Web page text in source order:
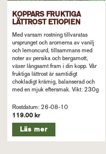
KOPPARS FRUKTIGA
LÄTTROST ETIOPIEN
Med varsam rostning tillvaratas
ursprunget och aromerna av vanilj
och lemoncurd, tillsammans med
noter av persika och bergamott,
växer långsamt fram i din kopp. Vår
fruktiga lättrost är samtidigt
chokladigt krämig, balanserad och
med en mjuk eftersmak. Vikt: 230g
Rostdatum: 26-08-10
119.00 kr
Läs mer